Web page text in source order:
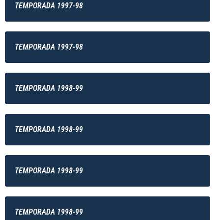
TEMPORADA 1997-98
TEMPORADA 1997-98
TEMPORADA 1998-99
TEMPORADA 1998-99
TEMPORADA 1998-99
TEMPORADA 1998-99